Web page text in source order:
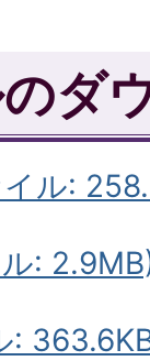
ダ
ル:
:
: